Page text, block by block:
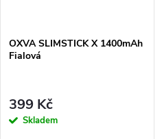
OXVA SLIMSTICK X 1400mAh
Fialová
399 Kč
Skladem